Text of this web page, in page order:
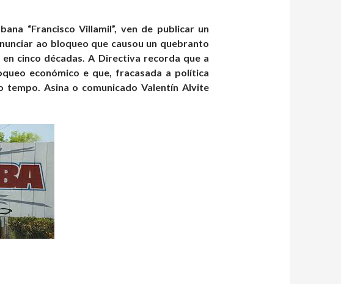
“Francisco Villamil”, ven de publicar un
ao bloqueo que causou un quebranto
cinco décadas. A Directiva recorda que a
económico e que, fracasada a política
Asina o comunicado Valentín Alvite